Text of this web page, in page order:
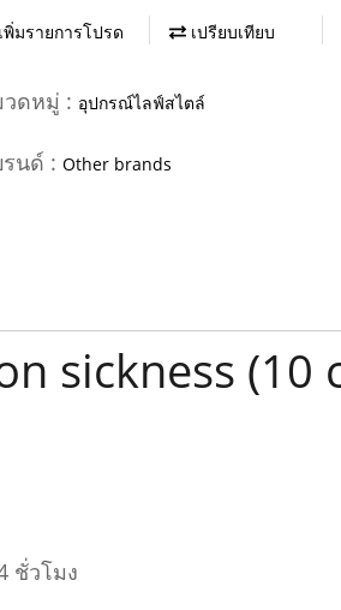
เพิ่มรายการโปรด เปรียบเทียบ
ดหมู่ : อุปกรณ์ไลฟ์สไตล์
นด์ : Other brands
sickness (10
ชั่วโมง